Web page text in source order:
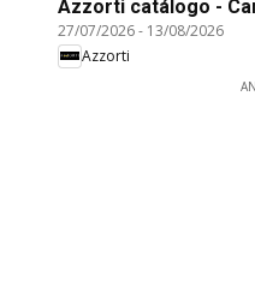
Azzorti catálogo -
27/07/2026- 13/08/2026
Azzorti